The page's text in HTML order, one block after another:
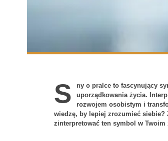
S
ny o pralce to fascynujący
uporządkowania życia.
rozwojem osobistym i
wiedzę, by lepiej zrozumieć siebie?
zinterpretować ten symbol w Twoim